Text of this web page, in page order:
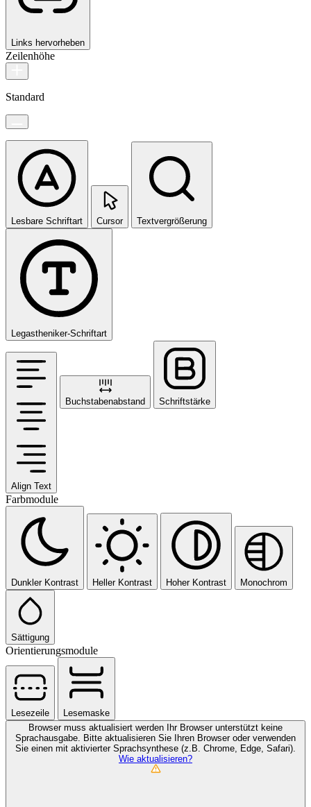
Links hervorheben
Zeilenhöhe
Standard
Lesbare Schriftart Cursor Textvergrößerung
Legastheniker-Schriftart
Align Text
Buchstabenabstand Schriftstärke
Farbmodule
Dunkler Kontrast Heller Kontrast Hoher Kontrast Monochrom
Sättigung
Orientierungsmodule
Lesezeile
Lesemaske
Browser muss aktualisiert werden Ihr Browser unterstützt keine
Sprachausgabe. Bitte aktualisieren Sie Ihren Browser oder verwenden
Sie einen mit aktivierter Sprachsynthese (z.B. Chrome, Edge, Safari).
Wie aktualisieren?